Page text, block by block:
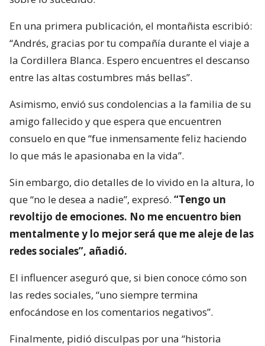
En una primera publicación, el montañista escribió:
“Andrés, gracias por tu compañía durante el viaje a
la Cordillera Blanca. Espero encuentres el descanso
entre las altas costumbres más bellas”.
Asimismo, envió sus condolencias a la familia de su
amigo fallecido y que espera que encuentren
consuelo en que “fue inmensamente feliz haciendo
lo que más le apasionaba en la vida”.
Sin embargo, dio detalles de lo vivido en la altura, lo
que “no le desea a nadie”, expresó. “Tengo un
revoltijo de emociones. No me encuentro bien
mentalmente y lo mejor será que me aleje de las
redes sociales”, añadió.
El influencer aseguró que, si bien conoce cómo son
las redes sociales, “uno siempre termina
enfocándose en los comentarios negativos”.
Finalmente, pidió disculpas por una “historia